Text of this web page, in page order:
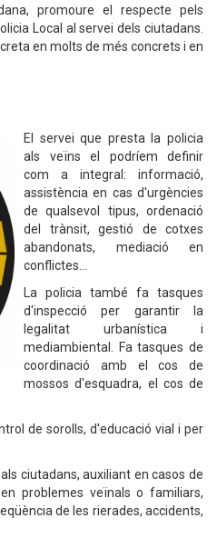
promoure el respecte pels
Local al servei dels ciutadans.
en molts de més concrets i en
El servei que presta la policia
als veïns el podríem definir
com a integral: informació,
assistència en cas d'urgències
de qualsevol tipus, ordenació
del trànsit, gestió de cotxes
abandonats, mediació en
conflictes...
La policia també fa tasques
d'inspecció per garantir la
legalitat urbanística i
mediambiental. Fa tasques de
coordinació amb el cos de
mossos d'esquadra, el cos de
de sorolls, d'educació vial i per
ciutadans, auxiliant en casos de
problemes veïnals o familiars,
de les rierades, accidents,